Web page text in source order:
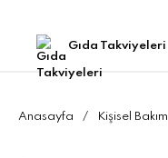
Gıda Takviyeleri
Anasayfa Kişisel Bakım